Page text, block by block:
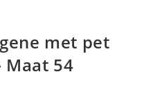
met pet
Maat 54